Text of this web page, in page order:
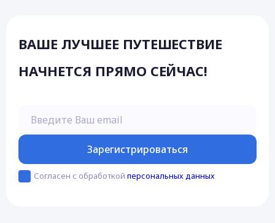
ВАШЕ ЛУЧШЕЕ ПУТЕШЕСТВИЕ
НАЧНЕТСЯ ПРЯМО СЕЙЧАС!
Зарегистрироваться
Согласен с обработкой персональных данных